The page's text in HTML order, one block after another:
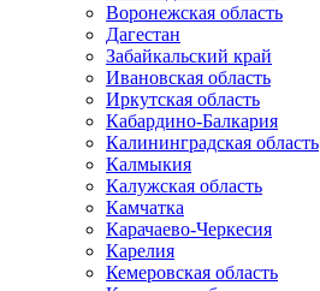
Воронежская область
Дагестан
Забайкальский край
Ивановская область
Иркутская область
Кабардино-Балкария
Калининградская область
Калмыкия
Калужская область
Камчатка
Карачаево-Черкесия
Карелия
Кемеровская область